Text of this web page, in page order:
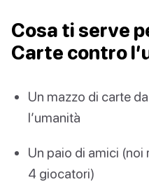
Cosa ti serve
Carte contro
Un mazzo di carte
l’umanità
Un paio di amici
4 giocatori)